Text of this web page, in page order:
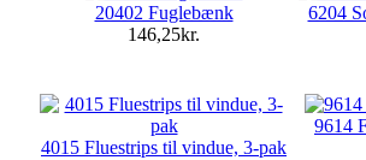
20402 Fuglebænk
146,25kr.
6204
4015 Fluestrips til vindue, 3-pak
9614